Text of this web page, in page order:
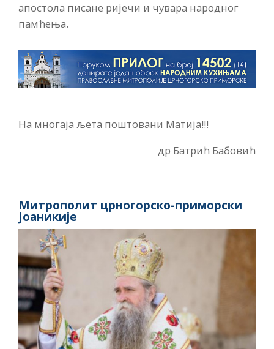
апостола писане ријечи и чувара народног
памћења.
На многаја љета поштовани Матија!!!
др Батрић Бабовић
Митрополит црногорско-приморски
Јоаникије